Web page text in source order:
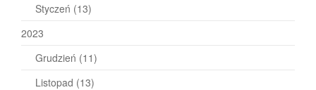
Styczeń (13)
2023
Grudzień (11)
Listopad (13)